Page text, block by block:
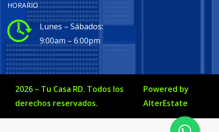
HORARIO
Lunes – Sábados:
9:00am – 6:00pm
2026 – Tu Casa RD. Todos los
derechos reservados.
Powered by
AlterEstate